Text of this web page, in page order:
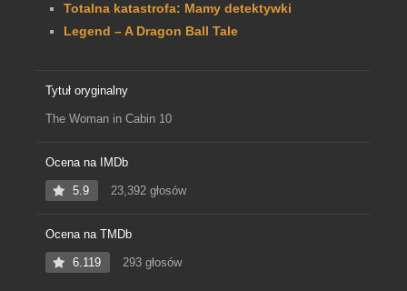
Totalna katastrofa: Mamy detektywki
Legend – A Dragon Ball Tale
Tytuł oryginalny
The Woman in Cabin 10
Ocena na IMDb
5.9 23,392 głosów
Ocena na TMDb
6.119 293 głosów